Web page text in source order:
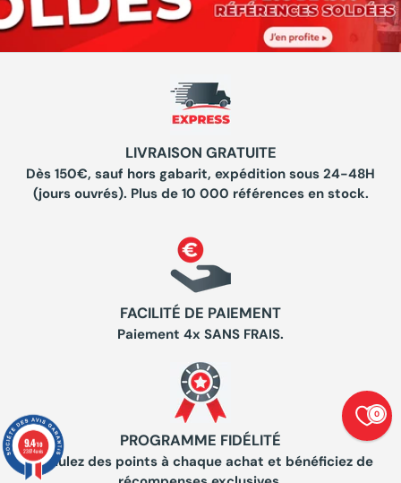
LIVRAISON GRATUITE
Dès 150€, sauf hors gabarit, expédition sous 24-48H
(jours ouvrés). Plus de 10 000 références en stock.
FACILITÉ DE PAIEMENT
Paiement 4x SANS FRAIS.
PROGRAMME FIDÉLITÉ
Cumulez des points à chaque achat et bénéficiez de
0
9.4/10
23874 avis